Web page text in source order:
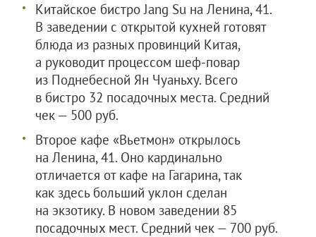
Китайское бистро Jang Su на Ленина, 41.
В заведении с открытой кухней готовят
блюда из разных провинций Китая,
а руководит процессом шеф-повар
из Поднебесной Ян Чуаньху. Всего
в бистро 32 посадочных места. Средний
чек — 500 руб.
Второе кафе «Вьетмон» открылось
на Ленина, 41. Оно кардинально
отличается от кафе на Гагарина, так
как здесь больший уклон сделан
на экзотику. В новом заведении 85
посадочных мест. Средний чек — 700 руб.